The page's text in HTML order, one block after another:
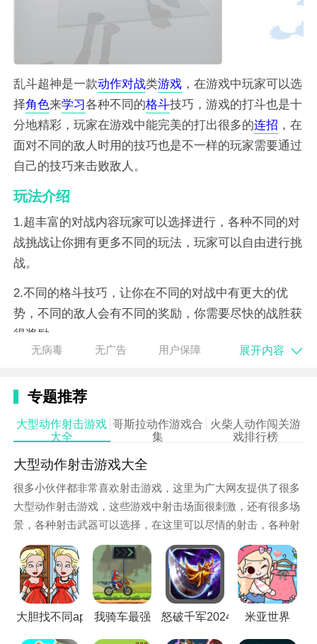
乱斗超神是一款动作对战类游戏，在游戏中玩家可以选
择角色来学习各种不同的格斗技巧，游戏的打斗也是十
分地精彩，玩家在游戏中能完美的打出很多的连招 ，在
面对不同的敌人时用的技巧也是不一样的玩家需要通过
自己的技巧来击败敌人。
玩法介绍
1.超丰富的对战内容玩家可以选择进行，各种不同的对
战挑战让你拥有更多不同的玩法，玩家可以自由进行挑
战。
2.不同的格斗技巧，让你在不同的对战中有更大的优
势，不同的敌人会有不同的奖励，你需要尽快的战胜获
得奖励。
趣。
游戏特色
1.大量的游戏挑战玩法，玩家可以积累不同的对战经
验，更好的面对不同的对手。
2.每一关都可以解锁不同的对战技巧，你需要不断的进
行练习才能发挥更大的作用。
3.挑战越多对你的奖励也会越多吗，超多不同的关卡让
你充满乐趣，享受不同玩法。
游戏说明
在游戏中自由的对战玩家随意选择，超多不同的模式学
无病毒 无广告 用户保障 展开内容
专题推荐
大型动作射击游戏
大全
哥斯拉动作游戏合
集
火柴人动作闯关游
戏排行榜
大型动作射击游戏大全
很多小伙伴都非常喜欢射击游戏，这里为广大网友提供了很多
大型动作射击游戏，这些游戏中射击场面很刺激，还有很多场
景，各种射击武器可以选择，在这里可以尽情的射击，各种射
击动作可以挑战，有喜欢就下载体验一下叭。
大胆找不同app 我骑车最强 怒破千军2024 米亚世界